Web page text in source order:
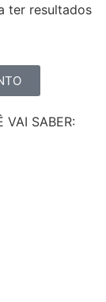
ter resultados
VAI SABER: